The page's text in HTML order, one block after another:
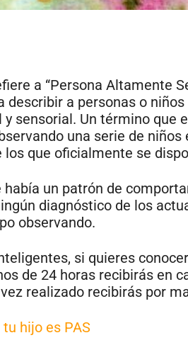
a “Persona Altamente
describir a personas o
sensorial. Un término que
una serie de
que oficialmente se
un patrón de
diagnóstico de los
observando.
si quieres
de 24 horas recibirás en
realizado recibirás por
hijo es PAS